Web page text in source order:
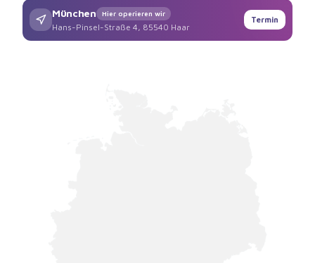
München Hier operieren wir
Hans-Pinsel-Straße 4, 85540 Haar
Termin